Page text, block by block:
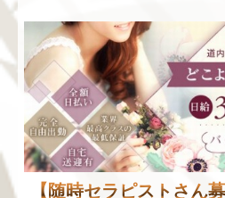
【随時セラピストさん